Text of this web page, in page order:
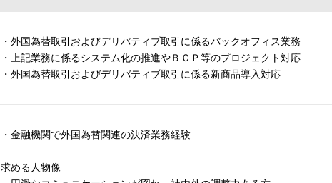
・外国為替取引およびデリバティブ取引に係るバックオフィス業務
・上記業務に係るシステム化の推進やＢＣＰ等のプロジェクト対応
・外国為替取引およびデリバティブ取引に係る新商品導入対応
・金融機関で外国為替関連の決済業務経験
求める人物像